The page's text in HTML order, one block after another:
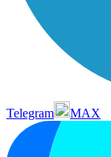
Telegram MAX